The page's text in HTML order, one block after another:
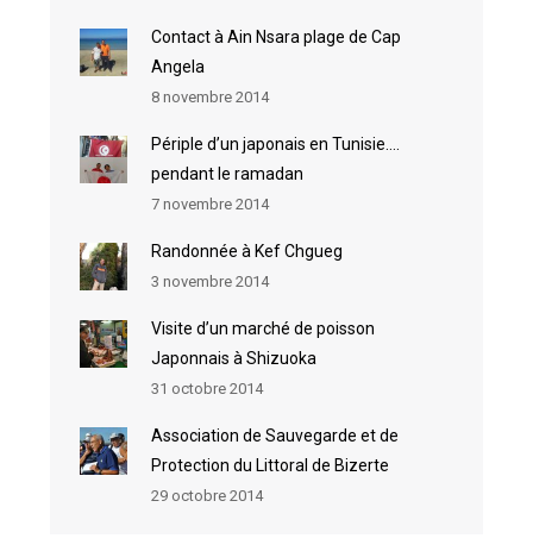
Contact à Ain Nsara plage de Cap
Angela
8 novembre 2014
Périple d’un japonais en Tunisie….
pendant le ramadan
7 novembre 2014
Randonnée à Kef Chgueg
3 novembre 2014
Visite d’un marché de poisson
Japonnais à Shizuoka
31 octobre 2014
Association de Sauvegarde et de
Protection du Littoral de Bizerte
29 octobre 2014